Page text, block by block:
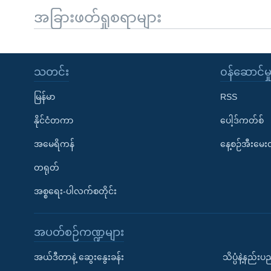
အခြားဖတ်ရှုစရာများ
သတင်း
မြန်မာ
နိုင်ငံတကာ
အမေရိကန်
တရုတ်
အစ္စရေး-ပါလက်စတိုင်း
၀န်ဆောင်မှု
RSS
ပေါ့ဒ်ကတ်စ်
နေ့စဉ်အီးမ
အပတ်စဉ်ကဏ္ဍများ
အယ်ဒီတာနဲ့ ဆွေးနွေးခန်း သိပ္ပံနဲ့နည်းပ